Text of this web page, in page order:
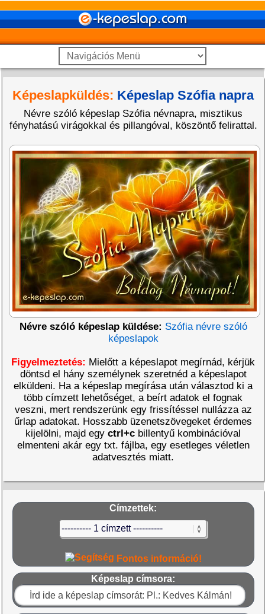
Képeslapküldés: Képeslap Szófia napra
Névre szóló képeslap Szófia névnapra, misztikus
fényhatású virágokkal és pillangóval, köszöntő felirattal.
Névre szóló képeslap küldése: Szófia névre szóló
képeslapok
Figyelmeztetés: Mielőtt a képeslapot megírnád, kérjük
döntsd el hány személynek szeretnéd a képeslapot
elküldeni. Ha a képeslap megírása után választod ki a
több címzett lehetőséget, a beírt adatok el fognak
veszni, mert rendszerünk egy frissítéssel nullázza az
űrlap adatokat. Hosszabb üzenetszövegeket érdemes
kijelölni, majd egyctrl+c billentyű kombinációval
elmenteni akár egy txt. fájlba, egy esetleges véletlen
adatvesztés miatt.
Címzettek:
Fontos információ!
Képeslap címsora: